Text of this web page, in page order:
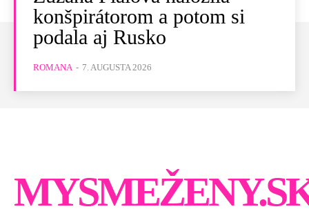
konšpirátorom a potom si
podala aj Rusko
ROMANA - 7. AUGUSTA 2026